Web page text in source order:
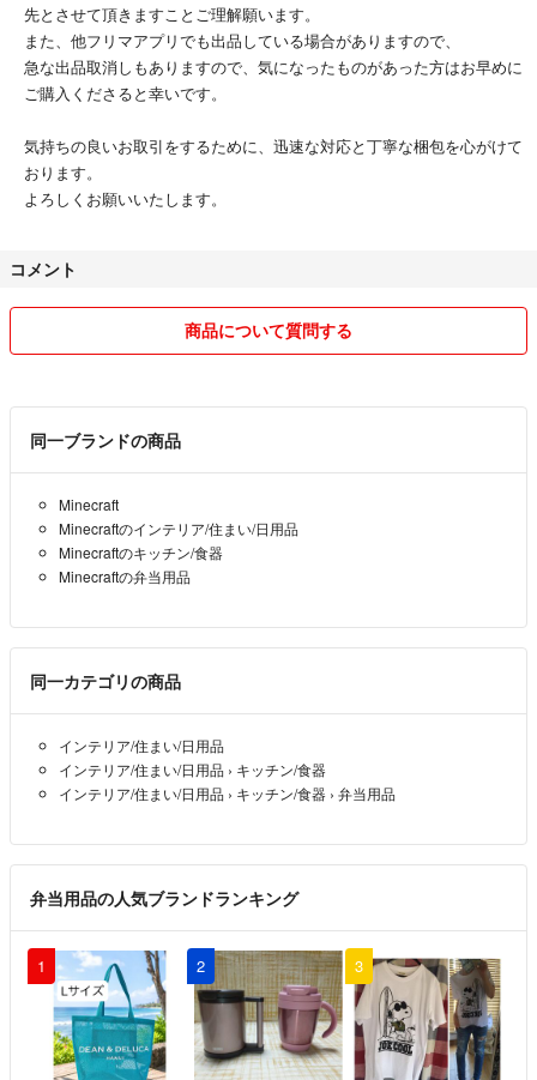
先とさせて頂きますことご理解願います。
また、他フリマアプリでも出品している場合がありますので、
急な出品取消しもありますので、気になったものがあった方はお早めに
ご購入くださると幸いです。
気持ちの良いお取引をするために、迅速な対応と丁寧な梱包を心がけて
おります。
よろしくお願いいたします。
コメント
商品について質問する
同一ブランドの商品
Minecraft
Minecraftのインテリア/住まい/日用品
Minecraftのキッチン/食器
Minecraftの弁当用品
同一カテゴリの商品
インテリア/住まい/日用品
インテリア/住まい/日用品 › キッチン/食器
インテリア/住まい/日用品 › キッチン/食器 › 弁当用品
弁当用品の人気ブランドランキング
1 2 3